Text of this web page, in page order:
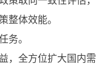
整体效能。
务。
全方位扩大国内需